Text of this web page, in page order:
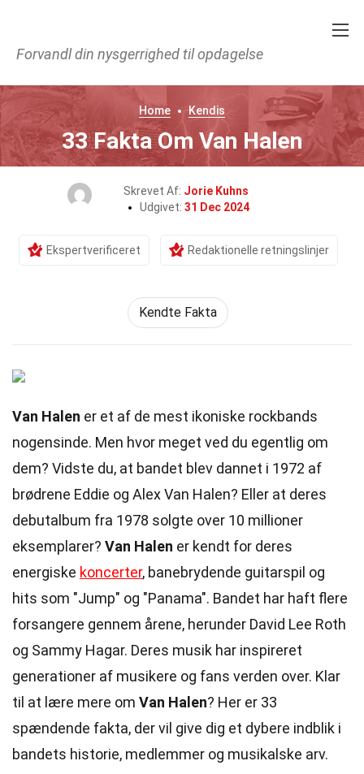
Forvandl din nysgerrighed til opdagelse
Home Kendis
33 Fakta Om Van Halen
Skrevet Af: Jorie Kuhns
Udgivet: 31 Dec 2024
Ekspertverificeret Redaktionelle retningslinjer
Kendte Fakta
Van Halen er et af de mest ikoniske rockbands
nogensinde. Men hvor meget ved du egentlig om
dem? Vidste du, at bandet blev dannet i 1972 af
brødrene Eddie og Alex Van Halen? Eller at deres
debutalbum fra 1978 solgte over 10 millioner
eksemplarer? Van Halen er kendt for deres
energiske koncerter, banebrydende guitarspil og
hits som "Jump" og "Panama". Bandet har haft flere
forsangere gennem årene, herunder David Lee Roth
og Sammy Hagar. Deres musik har inspireret
generationer af musikere og fans verden over. Klar
til at lære mere om Van Halen? Her er 33
spændende fakta, der vil give dig et dybere indblik i
bandets historie, medlemmer og musikalske arv.